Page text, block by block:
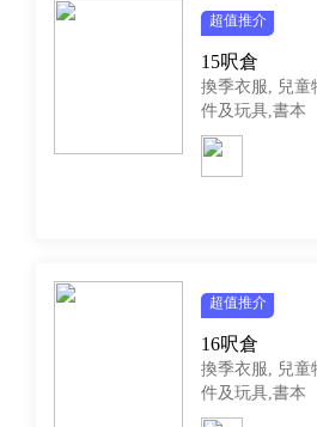
超值推介
15呎倉
換季衣服, 兒童
件及玩具,書本
超值推介
16呎倉
換季衣服, 兒童
件及玩具,書本